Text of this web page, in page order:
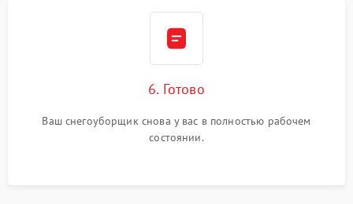
6. Готово
Ваш снегоуборщик снова у вас в полностью рабочем
состоянии.